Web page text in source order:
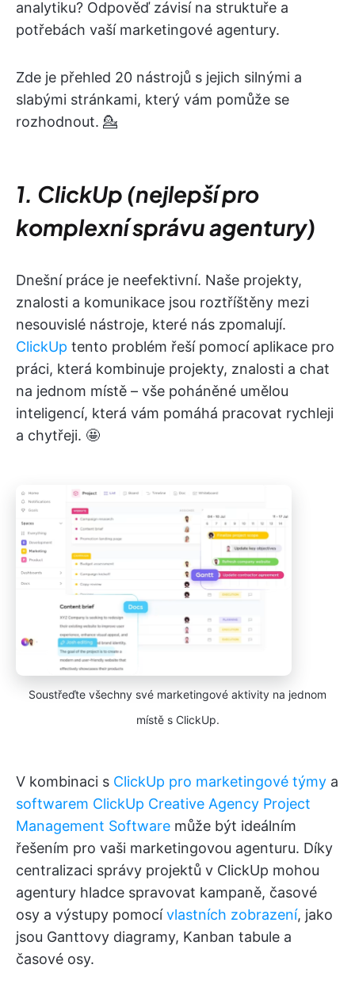
analytiku? Odpověď závisí na struktuře a
potřebách vaší marketingové agentury.
Zde je přehled 20 nástrojů s jejich silnými a
slabými stránkami, který vám pomůže se
rozhodnout. 💁
1. ClickUp (nejlepší pro
komplexní správu agentury)
Dnešní práce je neefektivní. Naše projekty,
znalosti a komunikace jsou roztříštěny mezi
nesouvislé nástroje, které nás zpomalují.
ClickUp tento problém řeší pomocí aplikace pro
práci, která kombinuje projekty, znalosti a chat
na jednom místě – vše poháněné umělou
inteligencí, která vám pomáhá pracovat rychleji
a chytřeji. 🤩
Soustřeďte všechny své marketingové aktivity na jednom
místě s ClickUp.
V kombinaci s ClickUp pro marketingové týmy a
softwarem ClickUp Creative Agency Project
Management Software může být ideálním
řešením pro vaši marketingovou agenturu. Díky
centralizaci správy projektů v ClickUp mohou
agentury hladce spravovat kampaně, časové
osy a výstupy pomocívlastních zobrazení, jako
jsou Ganttovy diagramy, Kanban tabule a
časové osy.